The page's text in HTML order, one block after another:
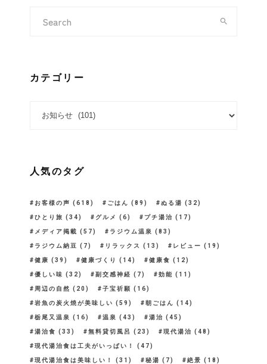
カテゴリー
人気のタグ
お客様の声 (618) ごはん (89) ぬる湯 (32)
ひとり旅 (34) グルメ (6) プチ湯治 (17)
メディア掲載 (57) ラジウム温泉 (83)
ラジウム納豆 (7) リラックス (13) レビュー (19)
健康 (39) 健康づくり (14) 健康食 (12)
優しい味 (32) 副交感神経 (7) 効能 (11)
周辺の自然 (20) 子宝祈願 (16)
岩魚の炭火焼が美味しい (59) 朝ごはん (14)
栃尾又温泉 (16) 温泉 (43) 湯治 (45)
湯治食 (33) 無料貸切風呂 (23) 現代湯治 (48)
現代湯治食は工夫がいっぱい！ (47)
現代湯治食は美味しい！ (31) 秘湯 (7) 絶景 (18)